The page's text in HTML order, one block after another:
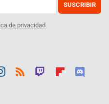
SUSCRIBIR
de privacidad